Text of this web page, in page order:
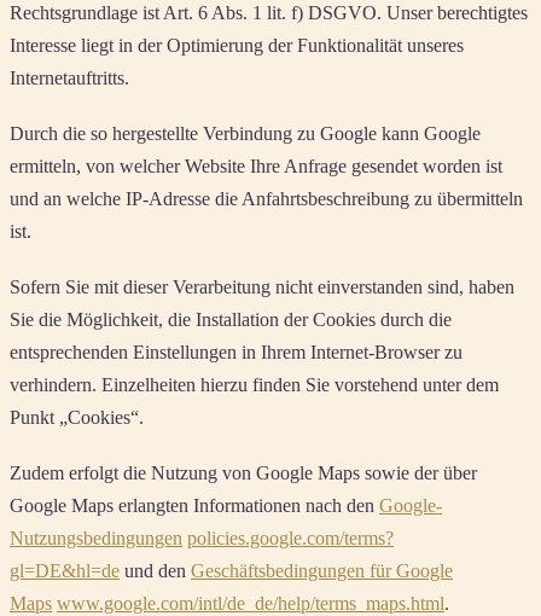
Rechtsgrundlage ist Art. 6 Abs. 1 lit. f) DSGVO. Unser berechtigtes
Interesse liegt in der Optimierung der Funktionalität unseres
Internetauftritts.
Durch die so hergestellte Verbindung zu Google kann Google
ermitteln, von welcher Website Ihre Anfrage gesendet worden ist
und an welche IP-Adresse die Anfahrtsbeschreibung zu übermitteln
ist.
Sofern Sie mit dieser Verarbeitung nicht einverstanden sind, haben
Sie die Möglichkeit, die Installation der Cookies durch die
entsprechenden Einstellungen in Ihrem Internet-Browser zu
verhindern. Einzelheiten hierzu finden Sie vorstehend unter dem
Punkt „Cookies“.
Zudem erfolgt die Nutzung von Google Maps sowie der über
Google Maps erlangten Informationen nach den Google-
Nutzungsbedingungen policies.google.com/terms?
gl=DE&hl=de und den Geschäftsbedingungen für Google
Maps www.google.com/intl/de_de/help/terms_maps.html.